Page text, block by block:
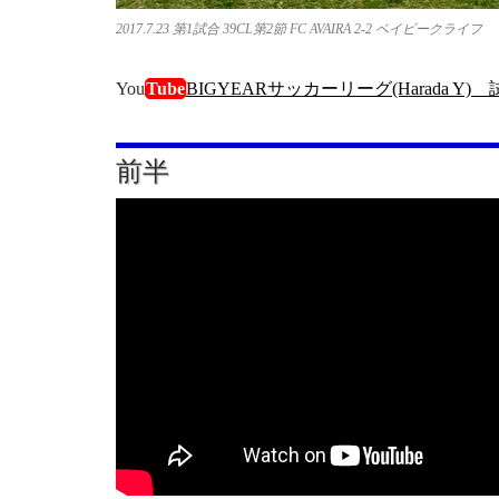
2017.7.23 第1試合 39CL第2節 FC AVAIRA 2-2 ベイビークライフ
YouTubeBIGYEARサッカーリーグ(Harada Y)
前半